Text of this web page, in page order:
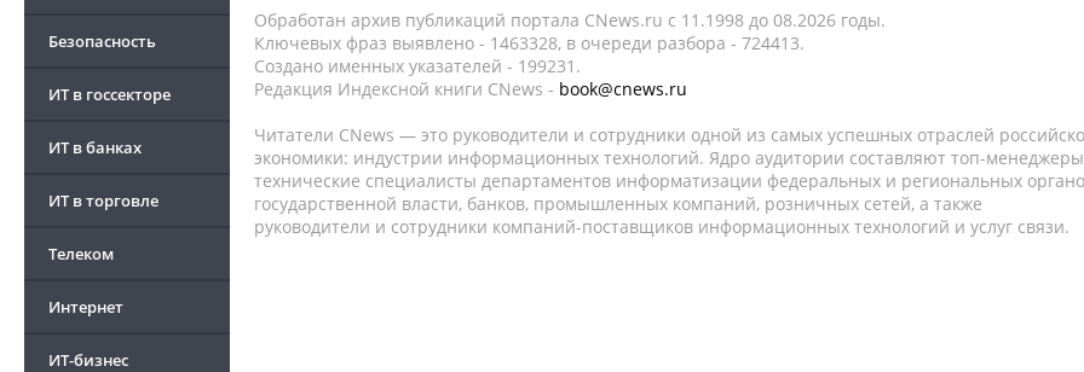
Безопасность
ИТ в госсекторе
ИТ в банках
ИТ в торговле
Телеком
Интернет
ИТ-бизнес
Обработан архив публикаций портала CNews.ru c 11.1998 до 08.2026 годы.
Ключевых фраз выявлено - 1463328, в очереди разбора - 724413.
Создано именных указателей - 199231.
Редакция Индексной книги CNews - book@cnews.ru
Читатели CNews — это руководители и сотрудники одной из самых успешных отраслей
экономики: индустрии информационных технологий. Ядро аудитории составляют топ-
технические специалисты департаментов информатизации федеральных и региональных
государственной власти, банков, промышленных компаний, розничных сетей, а также
руководители и сотрудники компаний-поставщиков информационных технологий и услуг связи.